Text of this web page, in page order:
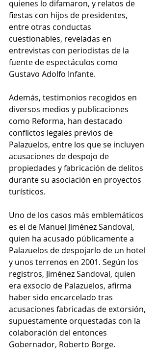
quienes lo difamaron, y relatos de
fiestas con hijos de presidentes,
entre otras conductas
cuestionables, reveladas en
entrevistas con periodistas de la
fuente de espectáculos como
Gustavo Adolfo Infante.
Además, testimonios recogidos en
diversos medios y publicaciones
como Reforma, han destacado
conflictos legales previos de
Palazuelos, entre los que se incluyen
acusaciones de despojo de
propiedades y fabricación de delitos
durante su asociación en proyectos
turísticos.
Uno de los casos más emblemáticos
es el de Manuel Jiménez Sandoval,
quien ha acusado públicamente a
Palazuelos de despojarlo de un hotel
y unos terrenos en 2001. Según los
registros, Jiménez Sandoval, quien
era exsocio de Palazuelos, afirma
haber sido encarcelado tras
acusaciones fabricadas de extorsión,
supuestamente orquestadas con la
colaboración del entonces
Gobernador, Roberto Borge.